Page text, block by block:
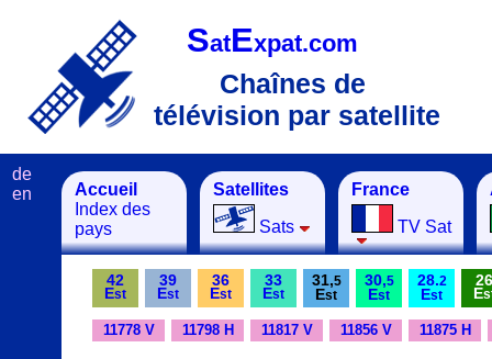
SatExpat.com
Chaînes de
télévision par satellite
Accueil
Index des
pays
Satellites
Sats
France
TV Sat
de
en
42
Est
39
Est
36
Est
33
Est
31,5
Est
30,5
Est
28.2
Est
26
E
11778 V 11798 H 11817 V 11856 V 11875 H